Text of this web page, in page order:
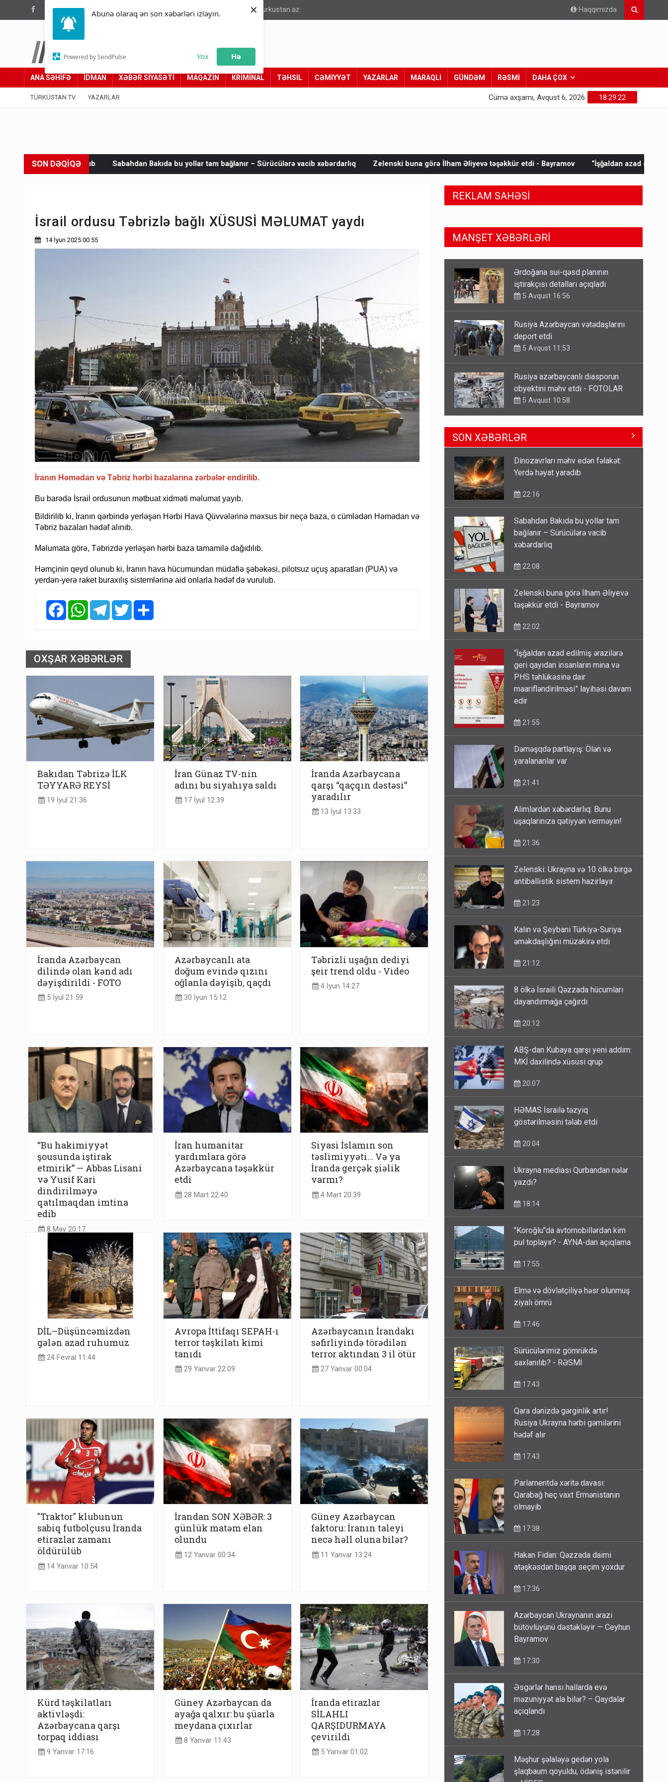
Abunə olaraq ən son xəbərləri izləyin.
Powered by SendPulse Yox Hə
×
(012) 449 94 05 info@turkustan.az Haqqımızda
Türküstan.az
Adımız yolumuzdur
ANA SƏHİFƏ İDMAN XƏBƏR SİYASƏTİ MAQAZİN KRİMİNAL TƏHSİL CƏMİYYƏT YAZARLAR MARAQLI GÜNDƏM RƏSMİ DAHA ÇOX
TÜRKÜSTAN TV YAZARLAR 18:29:23
Cümə axşamı, Avqust 6, 2026
SON DƏQİQƏ
Sabahdan Bakıda bu yollar tam bağlanır – Sürücülərə vacib xəbərdarlıq Zelenski buna görə İlham Əliyevə təşəkkür etdi - Bayramov “İşğaldan azad edilmiş ərazilərə geri qayıdan
İsrail ordusu Təbrizlə bağlı XÜSUSİ MƏLUMAT yaydı
14 İyun 2025 00:55
İranın Həmədan və Təbriz hərbi bazalarına zərbələr endirilib.
Bu barədə İsrail ordusunun mətbuat xidməti məlumat yayıb.
Bildirilib ki, İranın qərbində yerləşən Hərbi Hava Qüvvələrinə məxsus bir neçə baza, o cümlədən Həmədan və
Təbriz bazaları hədəf alınıb.
Məlumata görə, Təbrizdə yerləşən hərbi baza tamamilə dağıdılıb.
Həmçinin qeyd olunub ki, İranın hava hücumundan müdafiə şəbəkəsi, pilotsuz uçuş aparatları (PUA) və
yerdən-yerə raket buraxılış sistemlərinə aid onlarla hədəf də vurulub.
FacebookWhatsAppTelegramTwitter
OXŞAR XƏBƏRLƏR
Bakıdan Təbrizə İLK
TƏYYARƏ REYSİ
19 İyul 21:36
İran Günaz TV-nin
adını bu siyahıya saldı
17 İyul 12:39
İranda Azərbaycana
qarşı “qaçqın dəstəsi”
yaradılır
13 İyul 13:33
İranda Azərbaycan
dilində olan kənd adı
dəyişdirildi - FOTO
5 İyul 21:59
Azərbaycanlı ata
doğum evində qızını
oğlanla dəyişib, qaçdı
30 İyun 15:12
Təbrizli uşağın dediyi
şeir trend oldu - Video
4 İyun 14:27
“Bu hakimiyyət
şousunda iştirak
etmirik” — Abbas Lisani
və Yusif Kari
dindirilməyə
qatılmaqdan imtina
edib
8 May 20:17
İran humanitar
yardımlara görə
Azərbaycana təşəkkür
etdi
28 Mart 22:40
Siyasi İslamın son
təslimiyyəti... Və ya
İranda gerçək şiəlik
varmı?
4 Mart 20:39
DİL–Düşüncəmizdən
gələn azad ruhumuz
24 Fevral 11:44
Avropa İttifaqı SEPAH-ı
terror təşkilatı kimi
tanıdı
29 Yanvar 22:09
Azərbaycanın İrandakı
səfirliyində törədilən
terror aktından 3 il ötür
27 Yanvar 00:04
"Traktor" klubunun
sabiq futbolçusu İranda
etirazlar zamanı
öldürülüb
14 Yanvar 10:54
İrandan SON XƏBƏR: 3
günlük matəm elan
olundu
12 Yanvar 00:34
Güney Azərbaycan
faktoru: İranın taleyi
necə həll oluna bilər?
11 Yanvar 13:24
Kürd təşkilatları
aktivləşdi:
Azərbaycana qarşı
torpaq iddiası
9 Yanvar 17:16
Güney Azərbaycan da
ayağa qalxır: bu şüarla
meydana çıxırlar
8 Yanvar 11:43
İranda etirazlar
SİLAHLI
QARŞIDURMAYA
çevirildi
5 Yanvar 01:02
REKLAM SAHƏSİ
MANŞET XƏBƏRLƏRİ
Rusiya Azərbaycan vətədaşlarını
deport etdi
5 Avqust 11:53
Rusiya azərbaycanlı diasporun
obyektini məhv etdi - FOTOLAR
5 Avqust 10:58
Bu tarixdən HAVALAR DƏYİŞİR -
İSTİLƏR BİTİR
4 Avqust 22:04
ŞOK! David Seliverstov ölkədən
qaçdı
gedə biləcəksiniz - SİYAHI
Ərdoğana sui-qəsd planının
iştirakçısı detalları açıqladı
SON XƏBƏRLƏR
Dinozavrları məhv edən fəlakət:
Yerdə həyat yaradıb
22:16
Sabahdan Bakıda bu yollar tam
bağlanır – Sürücülərə vacib
xəbərdarlıq
22:08
Zelenski buna görə İlham Əliyevə
təşəkkür etdi - Bayramov
22:02
“İşğaldan azad edilmiş ərazilərə
geri qayıdan insanların mina və
PHS təhlükəsinə dair
maarifləndirilməsi” layihəsi davam
edir
21:55
Dəməşqdə partlayış: Ölən və
yaralananlar var
21:41
Alimlərdən xəbərdarlıq: Bunu
uşaqlarınıza qətiyyən verməyin!
21:36
Zelenski: Ukrayna və 10 ölkə birgə
antiballistik sistem hazırlayır
21:23
Kalın və Şeybani Türkiyə-Suriya
əməkdaşlığını müzakirə etdi
21:12
8 ölkə İsraili Qəzzada hücumları
dayandırmağa çağırdı
20:12
ABŞ-dan Kubaya qarşı yeni addım:
MKİ daxilində xüsusi qrup
20:07
HƏMAS İsrailə təzyiq
göstərilməsini tələb etdi
20:04
Ukrayna mediası Qurbandan nələr
yazdı?
18:14
"Koroğlu"da avtomobillərdən kim
pul toplayır? - AYNA-dan açıqlama
17:55
Elmə və dövlətçiliyə həsr olunmuş
ziyalı ömrü
17:46
Sürücülərimiz gömrükdə
saxlanılıb? - RƏSMİ
17:43
Qara dənizdə gərginlik artır!
Rusiya Ukrayna hərbi gəmilərini
hədəf alır
17:43
Parlamentdə xəritə davası:
Qarabağ heç vaxt Ermənistanın
olmayıb
17:38
Hakan Fidan: Qəzzada daimi
atəşkəsdən başqa seçim yoxdur
17:36
Azərbaycan Ukraynanın ərazi
bütövlüyünü dəstəkləyir — Ceyhun
Bayramov
17:30
Əsgərlər hansı hallarda evə
məzuniyyət ala bilər? – Qaydalar
açıqlandı
17:28
Məşhur şəlaləyə gedən yola
şlaqbaum qoyuldu, ödəniş istənilir